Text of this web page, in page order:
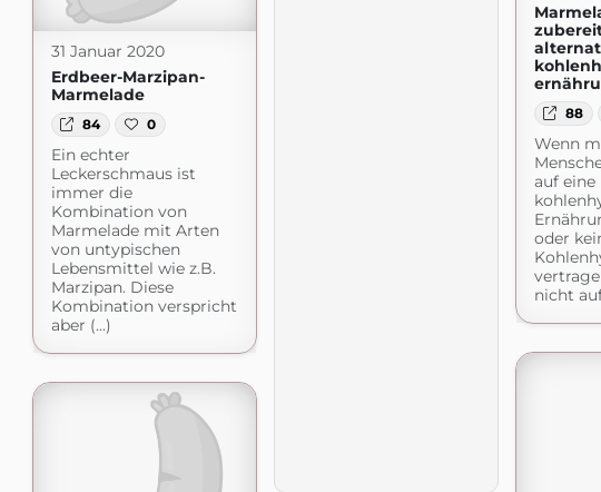
88
Wenn
auf eine
oder
nicht
31 Januar 2020
Erdbeer-Marzipan-
Marmelade
84 0
Ein echter
Leckerschmaus ist
immer die
Kombination von
Marmelade mit Arten
von untypischen
Lebensmittel wie z.B.
Marzipan. Diese
Kombination verspricht
aber (...)